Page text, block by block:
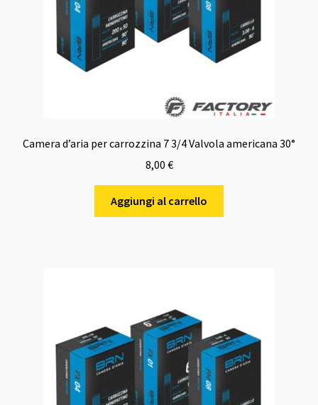
Camera d’aria per carrozzina 7 3/4 Valvola americana 30°
8,00 €
Aggiungi al carrello